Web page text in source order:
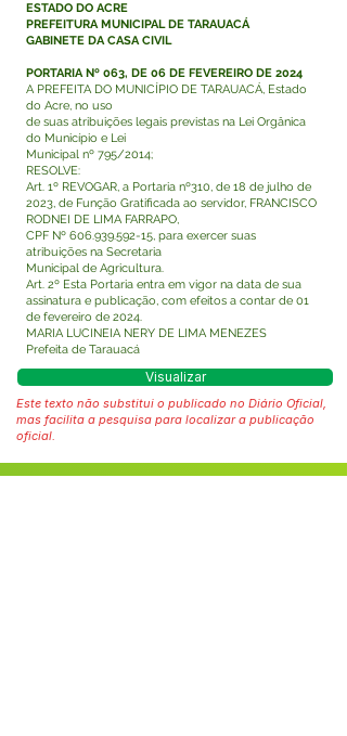
ESTADO DO ACRE
PREFEITURA MUNICIPAL DE TARAUACÁ
GABINETE DA CASA CIVIL
PORTARIA Nº 063, DE 06 DE FEVEREIRO DE 2024
A PREFEITA DO MUNICÍPIO DE TARAUACÁ, Estado
do Acre, no uso
de suas atribuições legais previstas na Lei Orgânica
do Município e Lei
Municipal nº 795/2014;
RESOLVE:
Art. 1º REVOGAR, a Portaria nº310, de 18 de julho de
2023, de Função Gratificada ao servidor, FRANCISCO
RODNEI DE LIMA FARRAPO,
CPF Nº 606.939.592-15, para exercer suas
atribuições na Secretaria
Municipal de Agricultura.
Art. 2º Esta Portaria entra em vigor na data de sua
assinatura e publicação, com efeitos a contar de 01
de fevereiro de 2024.
MARIA LUCINEIA NERY DE LIMA MENEZES
Prefeita de Tarauacá
Visualizar
Este texto não substitui o publicado no Diário Oficial,
mas facilita a pesquisa para localizar a publicação
oficial.